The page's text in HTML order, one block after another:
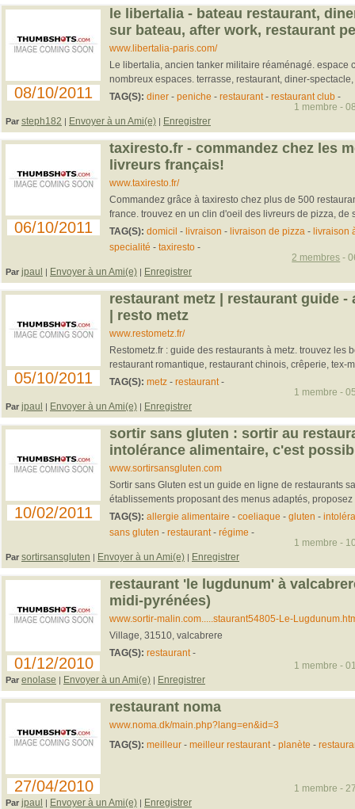
08/10/2011
le libertalia - bateau restaurant,
sur bateau, after work, restaurant
www.libertalia-paris.com/
Le libertalia, ancien tanker militaire réaménagé. espace
nombreux espaces. terrasse, restaurant, diner-
TAG(S): diner- peniche - restaurant- restaurant club-
Par steph182 | Envoyer à un Ami(e) | Enregistrer
1 membre -
06/10/2011
taxiresto.fr - commandez chez les
livreurs français!
www.taxiresto.fr/
Commandez grâce à taxiresto chez plus de 500
france. trouvez en un clin d'oeil des livreurs de pizza, de
TAG(S): domicil - livraison - livraison de pizza - livraison
specialité - taxiresto-
Par jpaul | Envoyer à un Ami(e) | Enregistrer
2 membres -
05/10/2011
restaurant metz | restaurant guide -
| resto metz
www.restometz.fr/
Restometz.fr : guide des restaurants à metz. trouvez les
restaurant romantique, restaurant chinois, crêperie, tex-
TAG(S): metz- restaurant-
Par jpaul | Envoyer à un Ami(e) | Enregistrer
1 membre -
10/02/2011
sortir sans gluten : sortir au
intolérance alimentaire, c'est
www.sortirsansgluten.com
Sortir sans Gluten est un guide en ligne de restaurants
établissements proposant des menus adaptés,
TAG(S): allergie alimentaire - coeliaque - gluten -
sans gluten - restaurant- régime -
Par sortirsansgluten | Envoyer à un Ami(e) | Enregistrer
1 membre -
01/12/2010
restaurant 'le lugdunum' à
midi-pyrénées)
www.sortir-malin.com.....staurant54805-Le-
Village, 31510, valcabrere
TAG(S): restaurant-
Par enolase | Envoyer à un Ami(e) | Enregistrer
1 membre -
27/04/2010
restaurant noma
www.noma.dk/main.php?lang=en&id=3
TAG(S): meilleur- meilleur restaurant- planète -
Par jpaul | Envoyer à un Ami(e) | Enregistrer
1 membre -